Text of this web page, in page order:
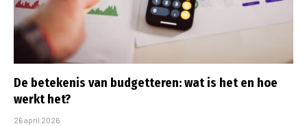
De betekenis van budgetteren: wat is het en hoe
werkt het?
26 april 2026